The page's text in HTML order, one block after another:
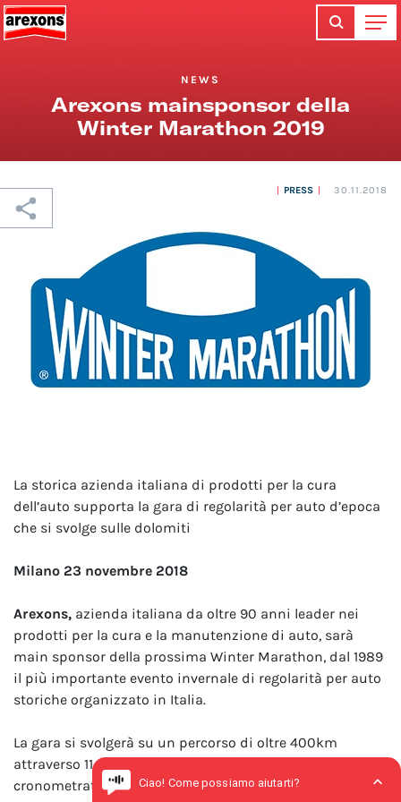
NEWS
Arexons mainsponsor della
Winter Marathon 2019
PRESS 30.11.2018
La storica azienda italiana di prodotti per la cura
dell’auto supporta la gara di regolarità per auto d’epoca
che si svolge sulle dolomiti
Milano 23 novembre 2018
Arexons, azienda italiana da oltre 90 anni leader nei
prodotti per la cura e la manutenzione di auto, sarà
main sponsor della prossima Winter Marathon, dal 1989
il più importante evento invernale di regolarità per auto
storiche organizzato in Italia.
La gara si svolgerà su un percorso di oltre 400km
attraverso 11 passi dolomitici e prevede oltre 60 prove
cronometrate.La prima tappa della gara sarà giovedì 24